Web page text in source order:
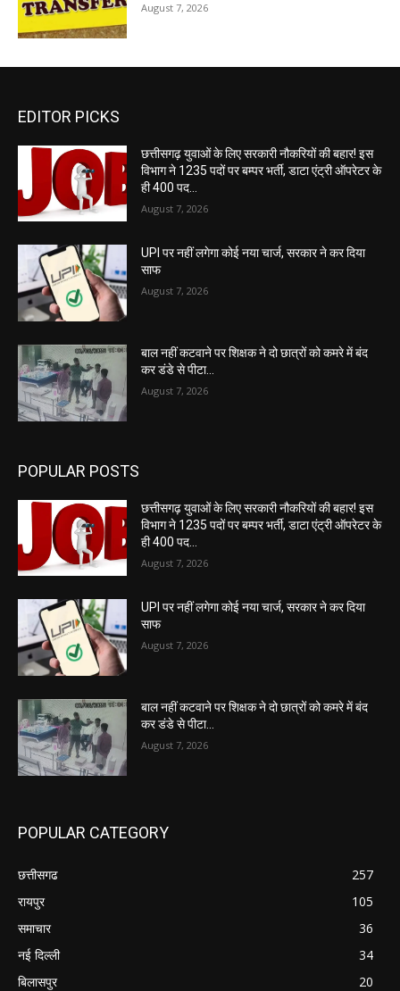
August 7, 2026
EDITOR PICKS
छत्तीसगढ़ युवाओं के लिए सरकारी नौकरियों की बहार! इस
विभाग ने 1235 पदों पर बम्पर भर्ती, डाटा एंट्री ऑपरेटर के
ही 400 पद…
August 7, 2026
UPI पर नहीं लगेगा कोई नया चार्ज, सरकार ने कर दिया
साफ
August 7, 2026
बाल नहीं कटवाने पर शिक्षक ने दो छात्रों को कमरे में बंद
कर डंडे से पीटा…
August 7, 2026
POPULAR POSTS
छत्तीसगढ़ युवाओं के लिए सरकारी नौकरियों की बहार! इस
विभाग ने 1235 पदों पर बम्पर भर्ती, डाटा एंट्री ऑपरेटर के
ही 400 पद…
August 7, 2026
UPI पर नहीं लगेगा कोई नया चार्ज, सरकार ने कर दिया
साफ
August 7, 2026
बाल नहीं कटवाने पर शिक्षक ने दो छात्रों को कमरे में बंद
कर डंडे से पीटा…
August 7, 2026
POPULAR CATEGORY
छत्तीसगढ
257
रायपुर
105
समाचार
36
नई दिल्ली
34
बिलासपुर
20